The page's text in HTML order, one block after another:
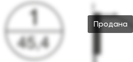
Продана